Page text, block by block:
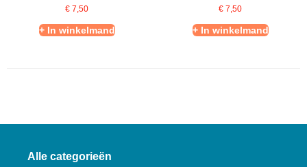
€ 7,50
+ In winkelmand
€ 7,50
+ In winkelmand
Alle categorieën